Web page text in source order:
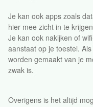
Je kan ook apps zoals
hier mee zicht in te
Je kan ook nakijken of
aanstaat op je toestel.
worden gemaakt van je
zwak is.
Overigens is het altijd